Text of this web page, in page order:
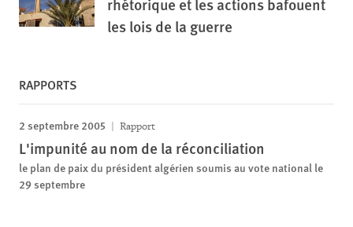
rhétorique et les actions bafouent
les lois de la guerre
RAPPORTS
2 septembre 2005 Rapport
L'impunité au nom de la réconciliation
le plan de paix du président algérien soumis au vote national le
29 septembre